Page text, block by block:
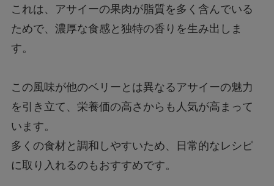
これは、アサイーの果肉が脂質を多く含んでいる
ためで、濃厚な食感と独特の香りを生み出しま
す。
この風味が他のベリーとは異なるアサイーの魅力
を引き立て、栄養価の高さからも人気が高まって
います。
多くの食材と調和しやすいため、日常的なレシピ
に取り入れるのもおすすめです。